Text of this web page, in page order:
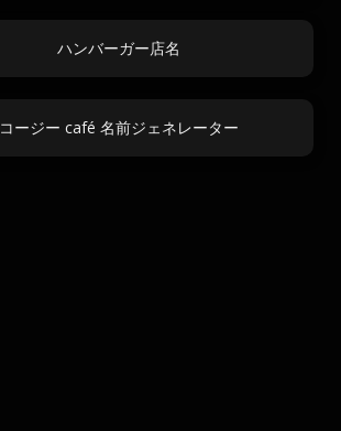
ハンバーガー店名
コージー café 名前ジェネレーター